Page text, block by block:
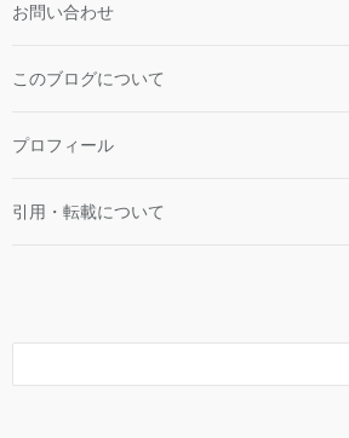
お問い合わせ
このブログについて
プロフィール
引用・転載について